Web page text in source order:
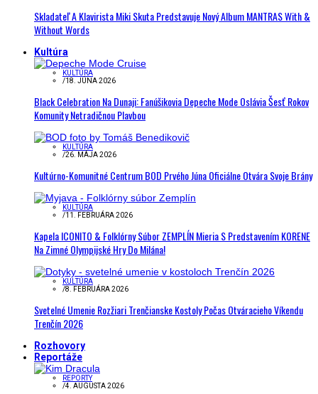
Skladateľ A Klavirista Miki Skuta Predstavuje Nový Album MANTRAS With &
Without Words
Kultúra
KULTÚRA
/18. JÚNA 2026
Black Celebration Na Dunaji: Fanúšikovia Depeche Mode Oslávia Šesť Rokov
Komunity Netradičnou Plavbou
KULTÚRA
/26. MÁJA 2026
Kultúrno-Komunitné Centrum BOD Prvého Júna Oficiálne Otvára Svoje Brány
KULTÚRA
/11. FEBRUÁRA 2026
Kapela ICONITO & Folklórny Súbor ZEMPLÍN Mieria S Predstavením KORENE
Na Zimné Olympijské Hry Do Milána!
KULTÚRA
/8. FEBRUÁRA 2026
Svetelné Umenie Rozžiari Trenčianske Kostoly Počas Otváracieho Víkendu
Trenčín 2026
Rozhovory
Reportáže
REPORTY
/4. AUGUSTA 2026